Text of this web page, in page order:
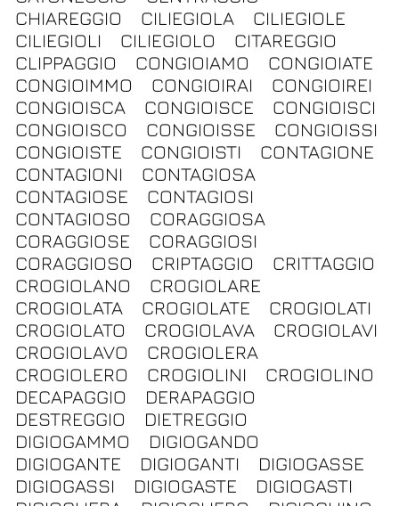
CHIAREGGIO
CILIEGIOLA
CILIEGIOLE
CILIEGIOLI
CILIEGIOLO
CITAREGGIO
CLIPPAGGIO
CONGIOIAMO
CONGIOIATE
CONGIOIMMO
CONGIOIRAI
CONGIOIREI
CONGIOISCA
CONGIOISCE
CONGIOISCI
CONGIOISCO
CONGIOISSE
CONGIOISSI
CONGIOISTE
CONGIOISTI
CONTAGIONE
CONTAGIONI
CONTAGIOSA
CONTAGIOSE
CONTAGIOSI
CONTAGIOSO
CORAGGIOSA
CORAGGIOSE
CORAGGIOSI
CORAGGIOSO
CRIPTAGGIO
CRITTAGGIO
CROGIOLANO
CROGIOLARE
CROGIOLATA
CROGIOLATE
CROGIOLATI
CROGIOLATO
CROGIOLAVA
CROGIOLAVI
CROGIOLAVO
CROGIOLERA
CROGIOLERO
CROGIOLINI
CROGIOLINO
DECAPAGGIO
DERAPAGGIO
DESTREGGIO
DIETREGGIO
DIGIOGAMMO
DIGIOGANDO
DIGIOGANTE
DIGIOGANTI
DIGIOGASSE
DIGIOGASSI
DIGIOGASTE
DIGIOGASTI